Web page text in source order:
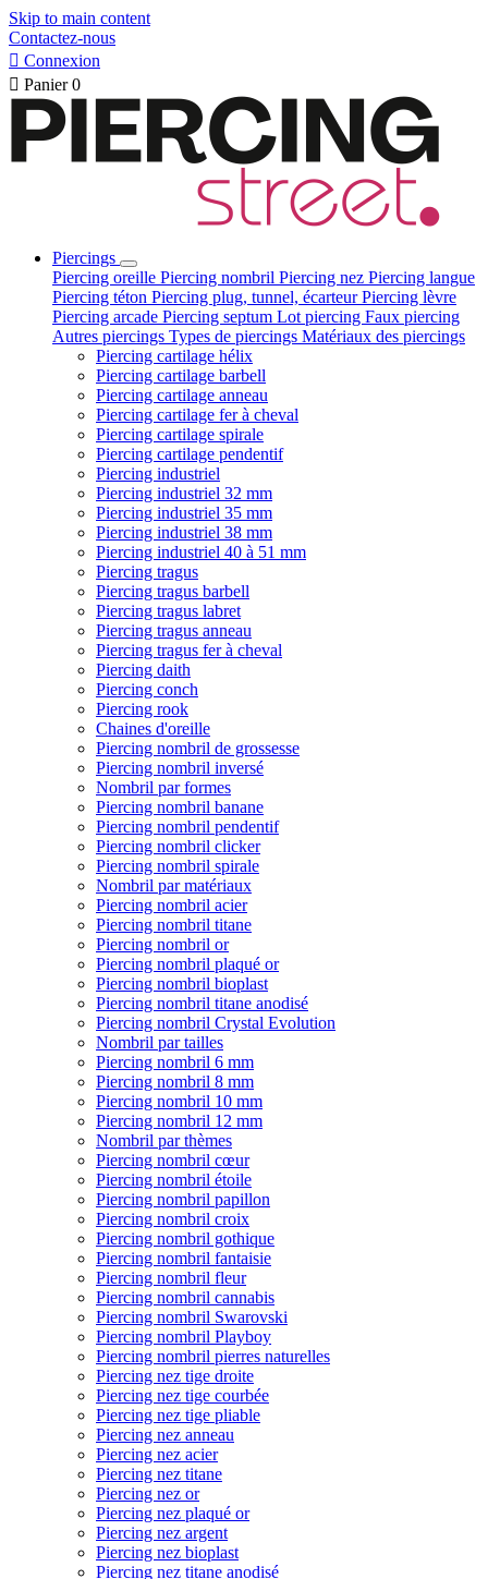
Skip to main content
Contactez-nous
 Connexion
 Panier 0
Piercings
Piercing oreille Piercing nombril Piercing nez Piercing langue
Piercing téton Piercing plug, tunnel, écarteurPiercing lèvre
Piercing arcade Piercing septum Lot piercing Faux piercing
Autres piercings Types de piercings Matériaux des piercings
Piercing cartilage hélix
Piercing cartilage barbell
Piercing cartilage anneau
Piercing cartilage fer à cheval
Piercing cartilage spirale
Piercing cartilage pendentif
Piercing industriel
Piercing industriel 32 mm
Piercing industriel 35 mm
Piercing industriel 38 mm
Piercing industriel 40 à 51 mm
Piercing tragus
Piercing tragus barbell
Piercing tragus labret
Piercing tragus anneau
Piercing tragus fer à cheval
Piercing daith
Piercing conch
Piercing rook
Chaines d'oreille
Piercing nombril de grossesse
Piercing nombril inversé
Nombril par formes
Piercing nombril banane
Piercing nombril pendentif
Piercing nombril clicker
Piercing nombril spirale
Nombril par matériaux
Piercing nombril acier
Piercing nombril titane
Piercing nombril or
Piercing nombril plaqué or
Piercing nombril bioplast
Piercing nombril titane anodisé
Piercing nombril Crystal Evolution
Nombril par tailles
Piercing nombril 6 mm
Piercing nombril 8 mm
Piercing nombril 10 mm
Piercing nombril 12 mm
Nombril par thèmes
Piercing nombril cœur
Piercing nombril étoile
Piercing nombril papillon
Piercing nombril croix
Piercing nombril gothique
Piercing nombril fantaisie
Piercing nombril fleur
Piercing nombril cannabis
Piercing nombril Swarovski
Piercing nombril Playboy
Piercing nombril pierres naturelles
Piercing nez tige droite
Piercing nez tige courbée
Piercing nez tige pliable
Piercing nez anneau
Piercing nez acier
Piercing nez titane
Piercing nez or
Piercing nez plaqué or
Piercing nez argent
Piercing nez bioplast
Piercing nez titane anodisé